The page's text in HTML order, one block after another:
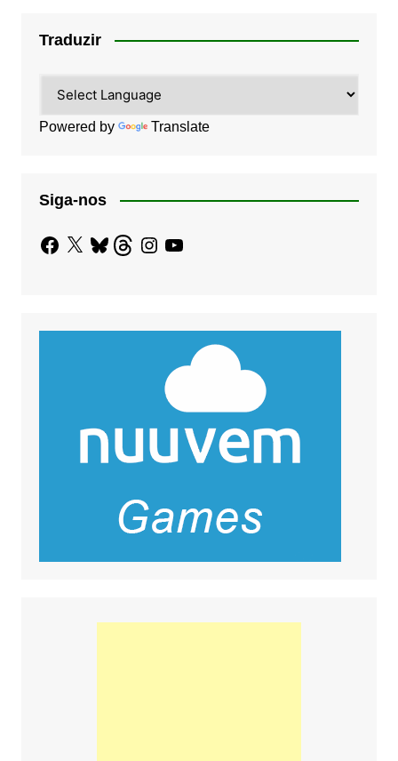
Traduzir
Powered by Translate
Siga-nos
Facebook
X BlueskyThreadsInstagram
YouTube